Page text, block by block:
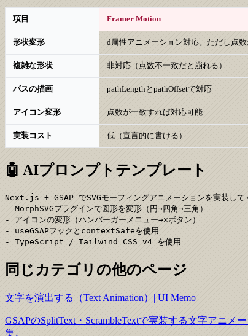
項目 Framer Motion
形状変形 d属性アニメーション対応。ただし点
複雑な形状 非対応（点数不一致だと崩れる）
パスの描画 pathLengthとpathOffsetで対応
アイコン変形 点数が一致すれば対応可能
実装コスト 低（宣言的に書ける）
🤖 AIプロンプトテンプレート
Next.js + GSAP でSVGモーフィングアニメーションを実装して
- MorphSVGプラグインで図形を変形（円→四角→三角）
- アイコンの変形（ハンバーガーメニュー→×ボタン）
- useGSAPフックとcontextSafeを使用
- TypeScript / Tailwind CSS v4 を使用
同じカテゴリの他のページ
文字を演出する（Text Animation）| UI Memo
GSAPのSplitText・ScrambleTextで実装する文字アニ
集。